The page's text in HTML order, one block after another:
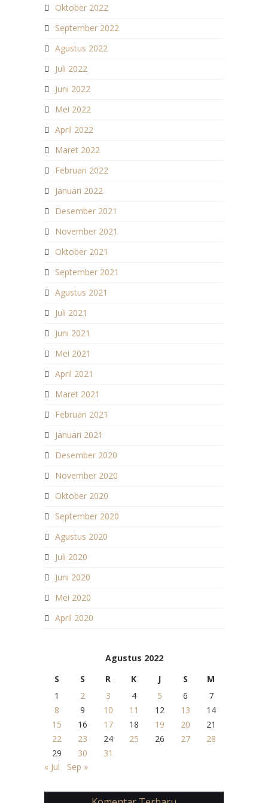
Oktober 2022
September 2022
Agustus 2022
Juli 2022
Juni 2022
Mei 2022
April 2022
Maret 2022
Februari 2022
Januari 2022
Desember 2021
November 2021
Oktober 2021
September 2021
Agustus 2021
Juli 2021
Juni 2021
Mei 2021
April 2021
Maret 2021
Februari 2021
Januari 2021
Desember 2020
November 2020
Oktober 2020
September 2020
Agustus 2020
Juli 2020
Juni 2020
Mei 2020
April 2020
Agustus 2022
S
S R K J S
M
1
2 3 4 5 6
7
8
9 10 11 12 13
14
15
16 17 18 19 20
21
22
23 24 25 26 27
28
29
30
31
« Jul
Sep »